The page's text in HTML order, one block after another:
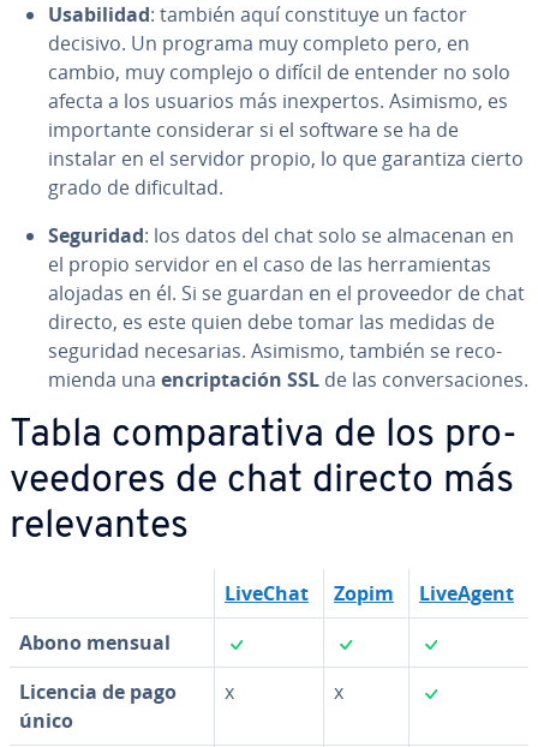
Usa­bi­li­dad: también aquí co­n­s­ti­tu­ye un factor
decisivo. Un programa muy completo pero, en
cambio, muy complejo o difícil de entender no solo
afecta a los usuarios más in­e­x­pe­r­tos. Asimismo, es
im­po­r­ta­n­te co­n­si­de­rar si el software se ha de
instalar en el servidor propio, lo que garantiza cierto
grado de di­fi­cu­l­tad.
Seguridad: los datos del chat solo se almacenan en
el propio servidor en el caso de las he­rra­mie­n­tas
alojadas en él. Si se guardan en el proveedor de chat
directo, es este quien debe tomar las medidas de
seguridad ne­ce­sa­rias. Asimismo, también se re­co­
mie­n­da una en­cri­p­ta­ción SSL de las co­n­ve­r­sa­cio­nes.
Tabla co­m­pa­ra­ti­va de los pro­
vee­do­res de chat directo más
re­le­va­n­tes
LiveChat Zopim
LiveAgent
Abono mensual
Licencia de pago
único
x x